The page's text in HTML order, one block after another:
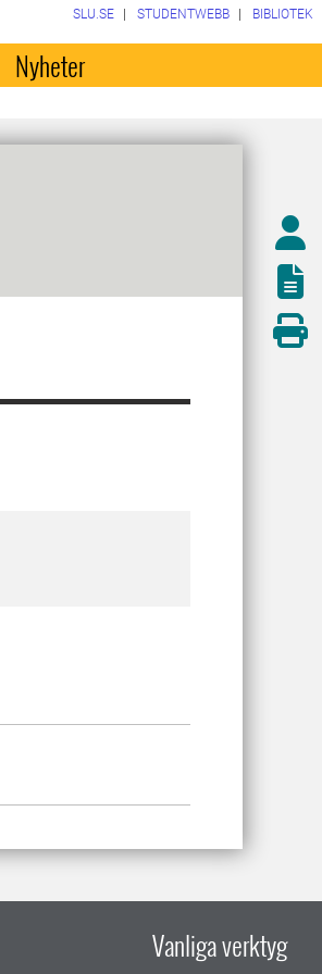
SLU.SE STUDENTWEBB BIBLIOTEK
Nyheter
Vanliga verktyg